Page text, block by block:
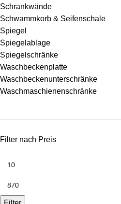
Schrankwände
Schwammkorb & Seifenschale
Spiegel
Spiegelablage
Spiegelschränke
Waschbeckenplatte
Waschbeckenunterschränke
Waschmaschienenschränke
Filter nach Preis